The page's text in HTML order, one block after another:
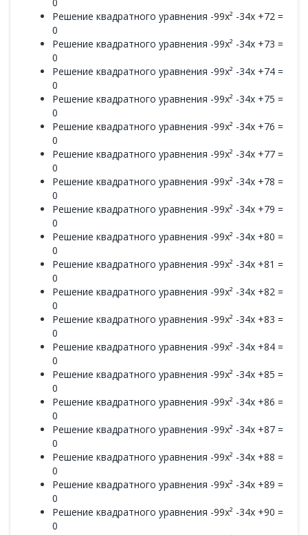
Решение квадратного уравнения -99x² -34x +72 =
0
Решение квадратного уравнения -99x² -34x +73 =
0
Решение квадратного уравнения -99x² -34x +74 =
0
Решение квадратного уравнения -99x² -34x +75 =
0
Решение квадратного уравнения -99x² -34x +76 =
0
Решение квадратного уравнения -99x² -34x +77 =
0
Решение квадратного уравнения -99x² -34x +78 =
0
Решение квадратного уравнения -99x² -34x +79 =
0
Решение квадратного уравнения -99x² -34x +80 =
0
Решение квадратного уравнения -99x² -34x +81 =
0
Решение квадратного уравнения -99x² -34x +82 =
0
Решение квадратного уравнения -99x² -34x +83 =
0
Решение квадратного уравнения -99x² -34x +84 =
0
Решение квадратного уравнения -99x² -34x +85 =
0
Решение квадратного уравнения -99x² -34x +86 =
0
Решение квадратного уравнения -99x² -34x +87 =
0
Решение квадратного уравнения -99x² -34x +88 =
0
Решение квадратного уравнения -99x² -34x +89 =
0
Решение квадратного уравнения -99x² -34x +90 =
0